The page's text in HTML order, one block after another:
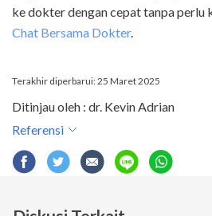
ke dokter dengan cepat tanpa perlu
Chat Bersama Dokter.
Terakhir diperbarui: 25 Maret 2025